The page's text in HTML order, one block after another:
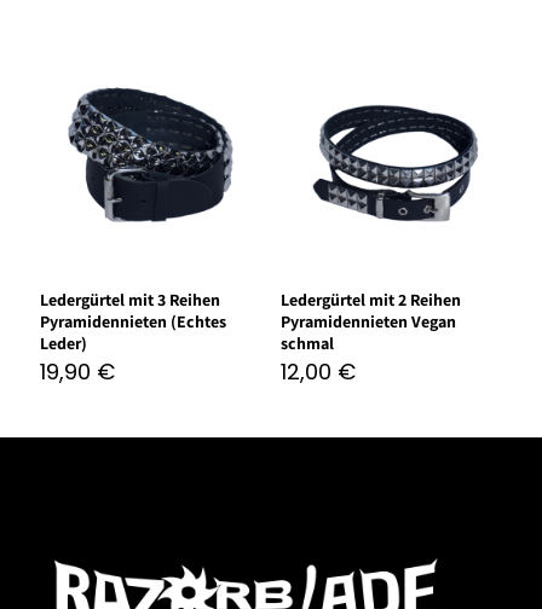
Ledergürtel mit 3 Reihen
Pyramidennieten (Echtes
Leder)
19,90 €
Ledergürtel mit 2 Reihen
Pyramidennieten Vegan
schmal
12,00 €